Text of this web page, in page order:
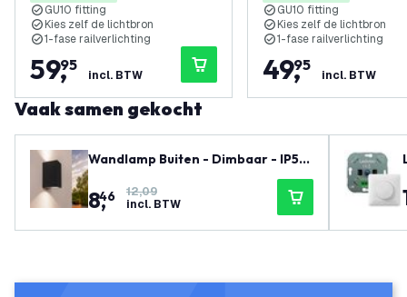
GU10 fitting
Kies zelf de lichtbron
1-fase railverlichting
59,
95
incl. BTW
GU10 fitting
Kies zelf de lichtbron
1-fase railverlichting
49,
95
incl. BTW
Vaak samen gekocht
Wandlamp Buiten - Dimbaar - IP54
- GU10 Fitting - Up & Down - Zwart
- Geschikt voor Binnen & Buiten
8,
46
12,09
incl. BTW